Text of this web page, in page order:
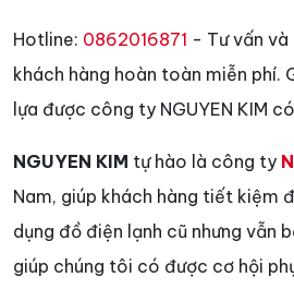
Hotline: 0862016871 - Tư vấn
khách hàng hoàn toàn miễn phí.
lựa được công ty NGUYEN KIM
NGUYEN KIM tự hào là công ty
Nam, giúp khách hàng tiết kiệm
dụng đồ điện lạnh cũ nhưng vẫn
giúp chúng tôi có được cơ hội